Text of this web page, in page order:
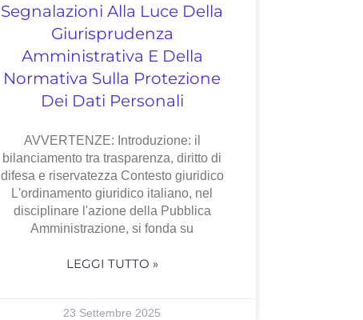
Segnalazioni Alla Luce Della
Giurisprudenza
Amministrativa E Della
Normativa Sulla Protezione
Dei Dati Personali
AVVERTENZE: Introduzione: il
bilanciamento tra trasparenza, diritto di
difesa e riservatezza Contesto giuridico
L'ordinamento giuridico italiano, nel
disciplinare l'azione della Pubblica
Amministrazione, si fonda su
LEGGI TUTTO »
23 Settembre 2025